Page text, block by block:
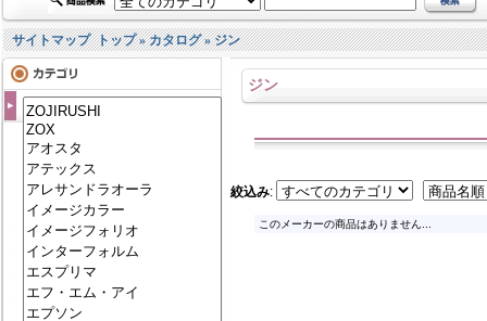
サイトマップ トップ»カタログ»ジン
ジン
絞込み:
このメーカーの商品はありません...